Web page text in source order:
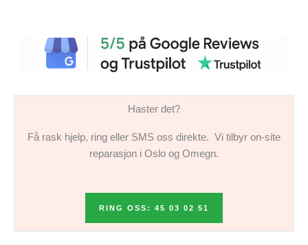
Haster det?
Få rask hjelp, ring eller SMS oss direkte. Vi tilbyr on-site
reparasjon i Oslo og Omegn.
RING OSS: 45 03 02 51